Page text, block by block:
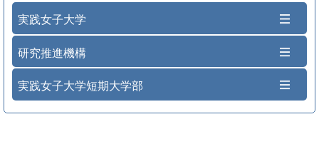
実践女子大学
研究推進機構
実践女子大学短期大学部